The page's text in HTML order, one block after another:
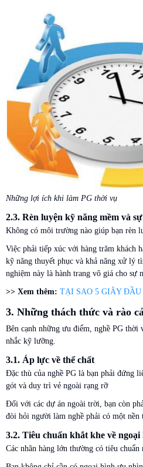
Những lợi ích khi làm PG thời vụ
2.3. Rèn luyện kỹ năng mềm và
Không có môi trường nào giúp bạn rèn
Việc phải tiếp xúc với hàng trăm khách
kỹ năng thuyết phục và khả năng xử lý
nghiệm này là hành trang vô giá cho sự
>> Xem thêm: TẠI SAO 5 GIÂY ĐẦU
3. Những thách thức và rào
Bên cạnh những ưu điểm, nghề PG thời
nhắc kỹ lưỡng.
3.1. Áp lực về thể chất
Đặc thù của nghề PG là bạn phải đứng
gót và duy trì vẻ ngoài rạng rỡ
Đối với các dự án ngoài trời, bạn còn
đòi hỏi người làm nghề phải có một nền
3.2. Tiêu chuẩn khắt khe về
Các nhãn hàng lớn thường có tiêu